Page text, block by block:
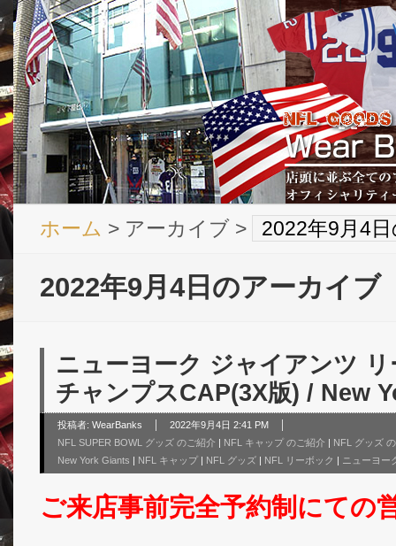
ホーム > アーカイブ > 2022年9月4
2022年9月4日のアーカイブ
ニューヨーク ジャイアンツ リ
チャンプスCAP(3X版) / New
投稿者: WearBanks
2022年9月4日 2:41 PM
NFL SUPER BOWL グッズ のご紹介 | NFL キャップ のご紹介 | NFL グッズ
New York Giants | NFL キャップ | NFL グッズ | NFL リーボック | ニューヨー
ご来店事前完全予約制にての